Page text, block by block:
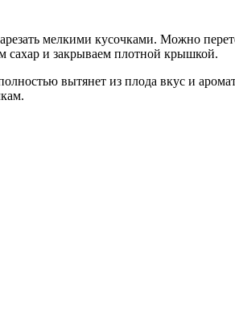
мелкими кусочками. Можно
сахар и закрываем плотной крышкой.
вытянет из плода вкус и